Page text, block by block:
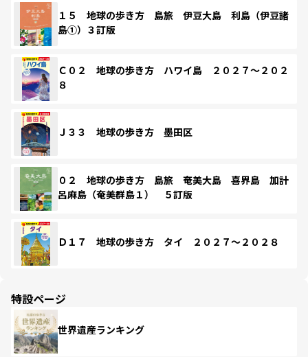
１５ 地球の歩き方 島旅 伊豆大島 利島（伊豆諸
島①）３訂版
Ｃ０２ 地球の歩き方 ハワイ島 ２０２７～２０２
８
Ｊ３３ 地球の歩き方 墨田区
０２ 地球の歩き方 島旅 奄美大島 喜界島 加計
呂麻島（奄美群島１） ５訂版
Ｄ１７ 地球の歩き方 タイ ２０２７～２０２８
特設ページ
世界遺産ランキング